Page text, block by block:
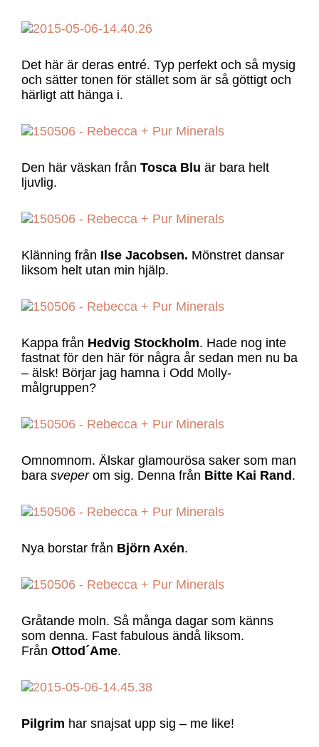
Det här är deras entré. Typ perfekt och så mysig
och sätter tonen för stället som är så göttigt och
härligt att hänga i.
Den här väskan från Tosca Blu är bara helt
ljuvlig.
Klänning från Ilse Jacobsen. Mönstret dansar
liksom helt utan min hjälp.
Kappa från Hedvig Stockholm. Hade nog inte
fastnat för den här för några år sedan men nu ba
– älsk! Börjar jag hamna i Odd Molly-
målgruppen?
Omnomnom. Älskar glamourösa saker som man
bara sveperom sig. Denna från Bitte Kai Rand.
Nya borstar från Björn Axén.
Gråtande moln. Så många dagar som känns
som denna. Fast fabulous ändå liksom.
Från Ottod´Ame.
Pilgrim har snajsat upp sig – me like!